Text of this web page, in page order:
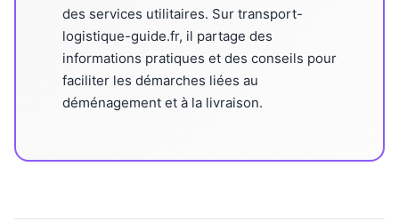
des services utilitaires. Sur transport-
logistique-guide.fr, il partage des
informations pratiques et des conseils pour
faciliter les démarches liées au
déménagement et à la livraison.